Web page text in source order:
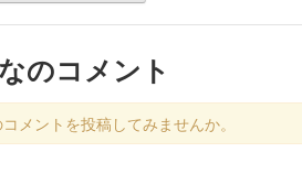
天守が国宝に指定されて今年で10周年記
御城印
のコメント
メントを投稿してみませんか。